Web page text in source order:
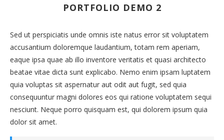
PORTFOLIO DEMO 2
Sed ut perspiciatis unde omnis iste natus error sit voluptatem
accusantium doloremque laudantium, totam rem aperiam,
eaque ipsa quae ab illo inventore veritatis et quasi architecto
beatae vitae dicta sunt explicabo. Nemo enim ipsam luptatem
quia voluptas sit aspernatur aut odit aut fugit, sed quia
consequuntur magni dolores eos qui ratione voluptatem sequi
nesciunt. Neque porro quisquam est, qui dolorem ipsum quia
dolor sit amet.